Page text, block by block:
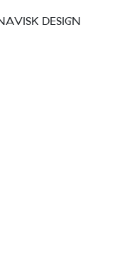
DESIGN